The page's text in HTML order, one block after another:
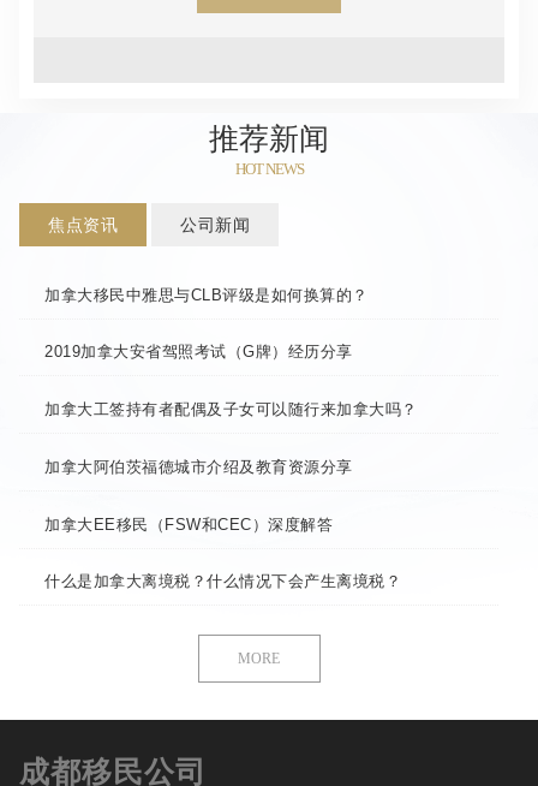
推荐新闻
HOT NEWS
焦点资讯 公司新闻
加拿大移民中雅思与CLB评级是如何换算的？
2019加拿大安省驾照考试（G牌）经历分享
加拿大工签持有者配偶及子女可以随行来加拿大吗？
加拿大阿伯茨福德城市介绍及教育资源分享
加拿大EE移民（FSW和CEC）深度解答
什么是加拿大离境税？什么情况下会产生离境税？
MORE
成都移民公司